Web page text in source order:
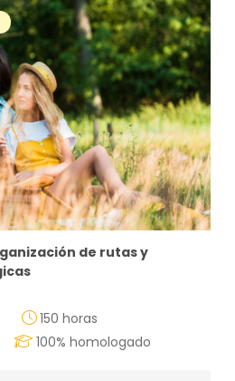
de rutas y
150 horas
100% homologado